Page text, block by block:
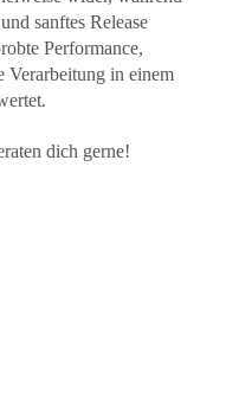
sanftes Release
Performance,
Verarbeitung in einem
dich gerne!